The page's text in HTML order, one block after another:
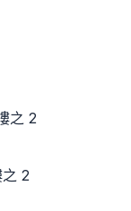
5 樓之 2
之 2